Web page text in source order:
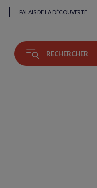
PALAIS DE LA DÉCOUVERTE
RECHERCHER